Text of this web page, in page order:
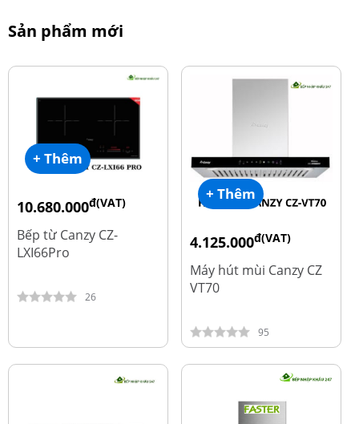
Sản phẩm mới
+ Thêm
10.680.000đ(VAT)
Bếp từ Canzy CZ-
LXI66Pro
26
+ Thêm
4.125.000đ(VAT)
8.500.000
Máy hút mùi Canzy CZ
VT70
95